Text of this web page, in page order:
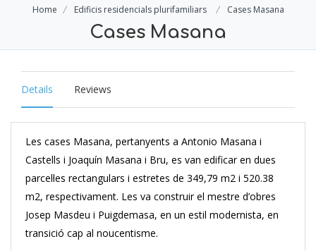
Home Edificis residencials plurifamiliars Cases Masana
Cases Masana
Details Reviews
Les cases Masana, pertanyents a Antonio Masana i
Castells i Joaquín Masana i Bru, es van edificar en dues
parcel·les rectangulars i estretes de 349,79 m2 i 520.38
m2, respectivament. Les va construir el mestre d’obres
Josep Masdeu i Puigdemasa, en un estil modernista, en
transició cap al noucentisme.